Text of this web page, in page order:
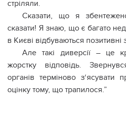
стріляли.
Сказати, що я
сказати! Я знаю, що є багато
в Києві відбуваються позитивні
Але такі диверсії – це
жорстку відповідь.
органів терміново з‘ясувати
оцінку тому, що трапилося.”